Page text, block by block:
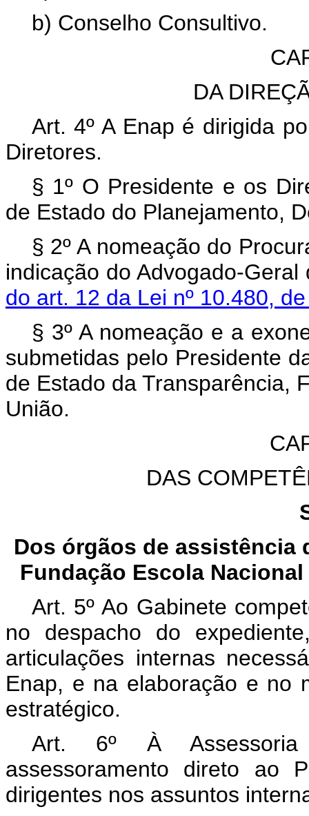
b) Conselho Consultivo.
DA
Art. 4º A Enap é dirigida
Diretores.
§ 1º O Presidente e os
de Estado do Planejamento,
§ 2º A nomeação do
indicação do Advogado-
do art. 12 da Lei nº 10.480,
§ 3º A nomeação e a
submetidas pelo Presidente
de Estado da Transparência,
União.
DAS
Dos órgãos de assistência
Fundação Escola
Art. 5º Ao Gabinete
no despacho do
articulações internas
Enap, e na elaboração e no
estratégico.
Art. 6º À Assessoria
assessoramento direto ao
dirigentes nos assuntos